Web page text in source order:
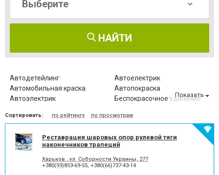
НАЙТИ
Автодетейлинг
Автоелектрик
Автомобильная краска
Автопокраска
Автоэлектрик
Беспокрасочное удаление
Диагностика
автокондиционеров
Диагностика автомобиля
Замена ГРМ
Замена автостекла
Замена автостекол
Замена масла
автокондиционеров
Показать
Сортировать: по рейтингу по просмотрам
Реставрация шаровых опор рулевой тяги
наконечников трапеций
Харьков , ул. Соборности Украины, 277
+380(93)853-69-55, +380(66)737-43-14